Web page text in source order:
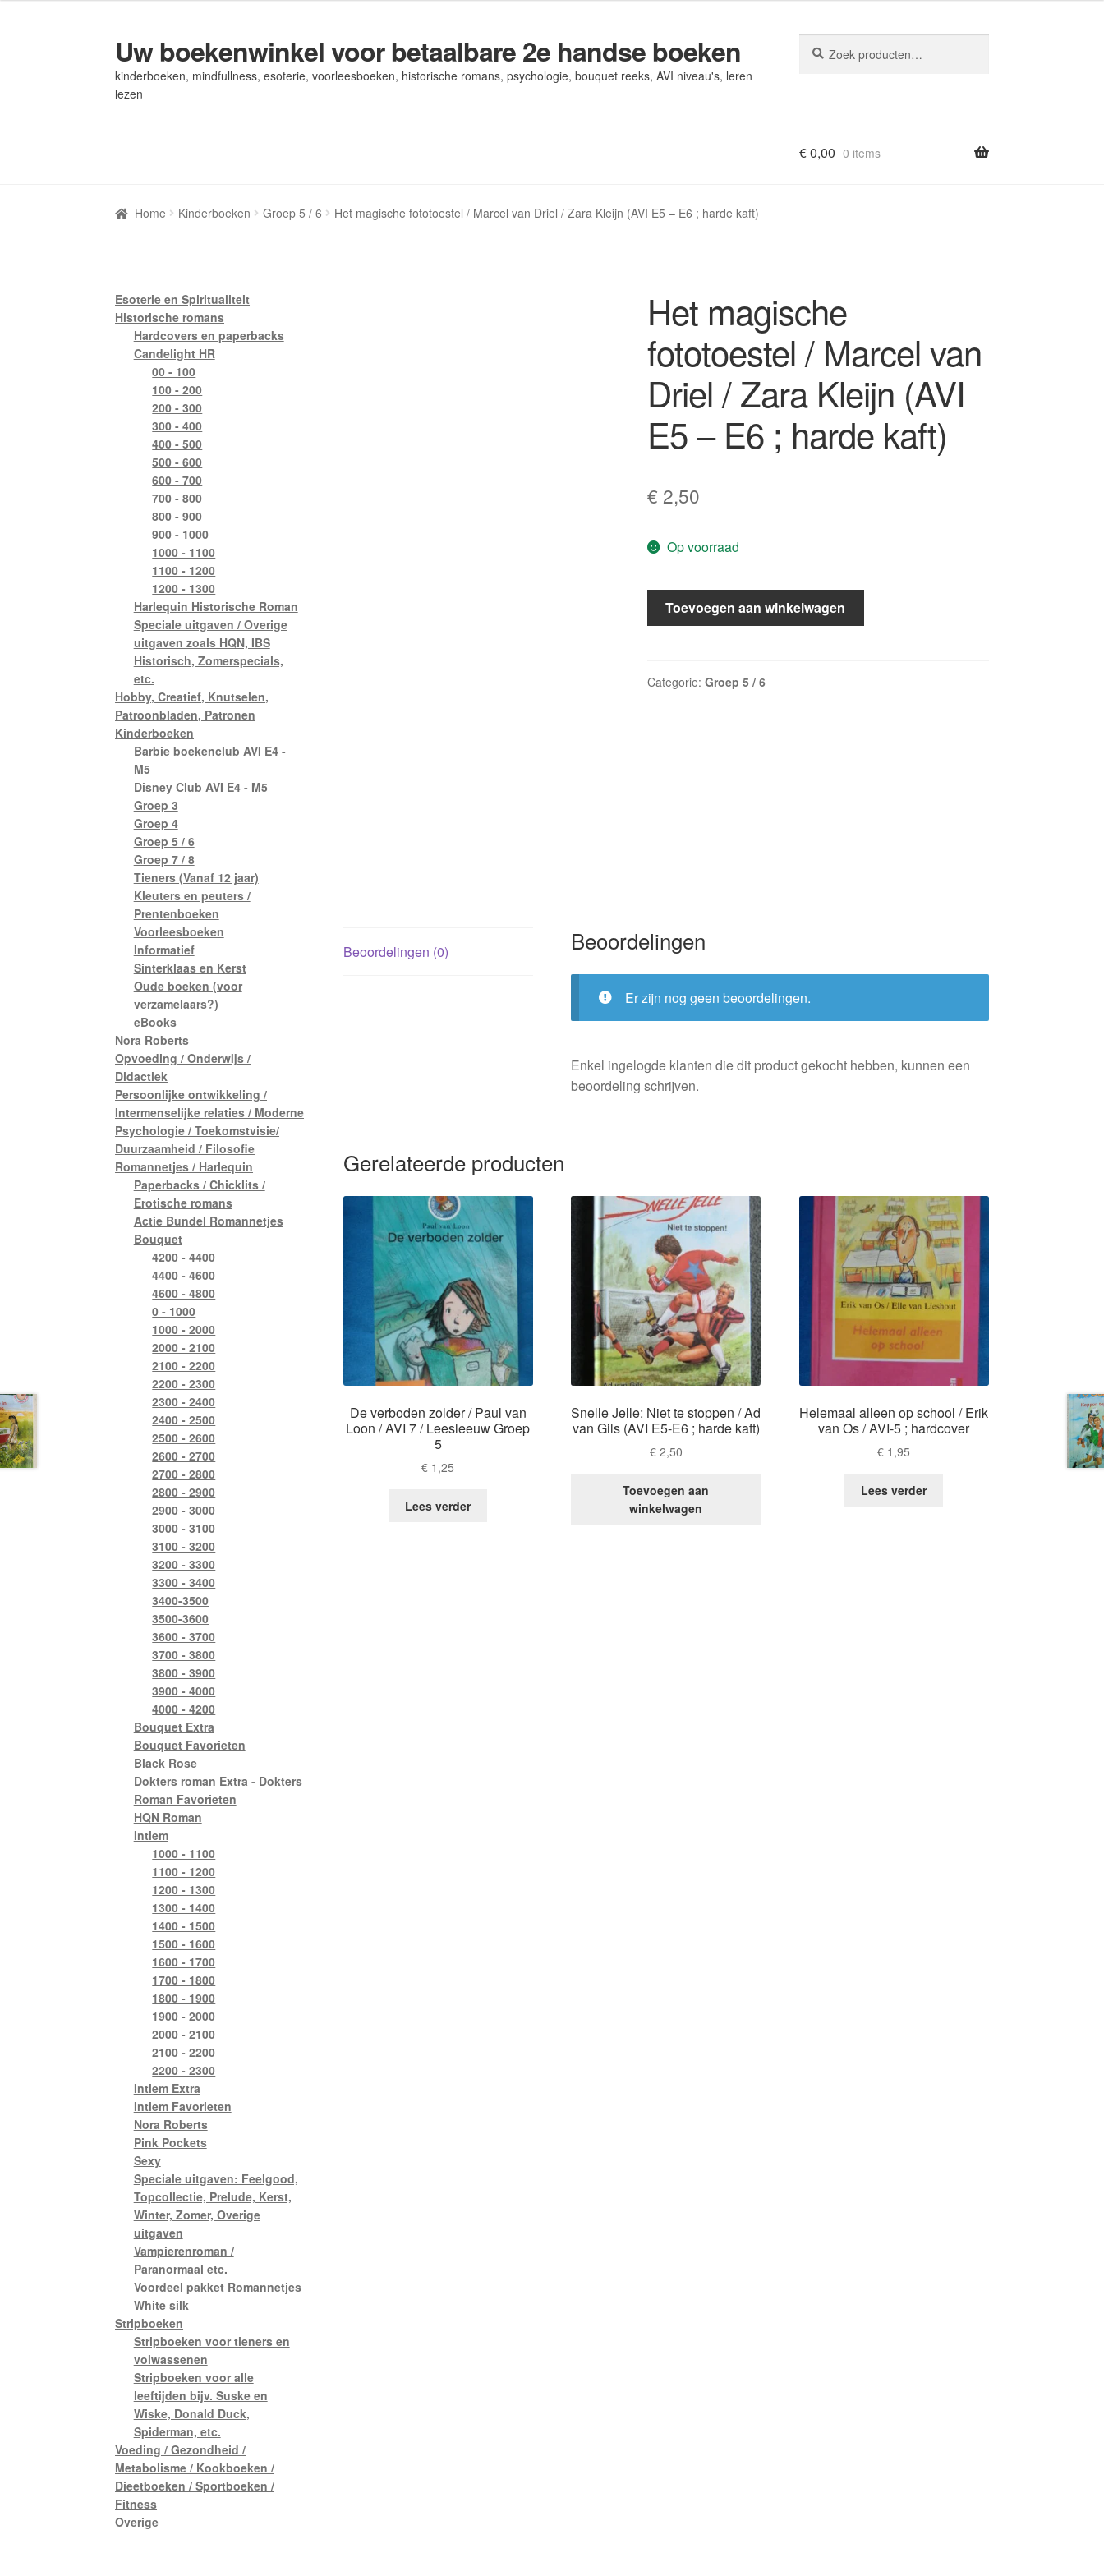
Ga
door
naar
Ga
naar
de
Uw boekenwinkel voor betaalbare 2e handse boeken
kinderboeken, mindfullness, esoterie, voorleesboeken, historische romans, psychologie, bouquet reeks, AVI niveau's, leren
lezen
naar:
€0,00 0 items
Home Kinderboeken Groep 5 / 6 Het magische fototoestel / Marcel van Driel / Zara Kleijn (AVI E5 – E6 ; harde kaft)
Het magische
fototoestel / Marcel van
Driel / Zara Kleijn (AVI
E5 – E6 ; harde kaft)
€ 2,50
Op voorraad
Het
Marcel
aantal
Toevoegen aan winkelwagen
Categorie: Groep 5 / 6
Beoordelingen (0) Beoordelingen
Er zijn nog geen beoordelingen.
Enkel ingelogde klanten die dit product gekocht hebben, kunnen een
beoordeling schrijven.
Gerelateerde producten
De verboden zolder / Paul van
Loon / AVI 7 / Leesleeuw Groep
5
€ 1,25
Lees verder
Snelle Jelle: Niet te stoppen / Ad
van Gils (AVI E5-E6 ; harde kaft)
€2,50
Toevoegen aan
winkelwagen
Helemaal alleen op school / Erik
van Os / AVI-5 ; hardcover
€ 1,95
Lees verder
Esoterie en Spiritualiteit
Historische romans
Hardcovers en paperbacks
Candelight HR
00 - 100
100 - 200
200 - 300
300 - 400
400 - 500
500 - 600
600 - 700
700 - 800
800 - 900
900 - 1000
1000 - 1100
1100 - 1200
1200 - 1300
Harlequin Historische Roman
Speciale uitgaven / Overige
uitgaven zoals HQN, IBS
Historisch, Zomerspecials,
etc.
Hobby, Creatief, Knutselen,
Patroonbladen, Patronen
Kinderboeken
Barbie boekenclub AVI E4 -
M5
Disney Club AVI E4 - M5
Groep 3
Groep 4
Groep 5 / 6
Groep 7 / 8
Tieners (Vanaf 12 jaar)
Kleuters en peuters /
Prentenboeken
Voorleesboeken
Informatief
Sinterklaas en Kerst
Oude boeken (voor
verzamelaars?)
eBooks
Nora Roberts
Opvoeding / Onderwijs /
Didactiek
Persoonlijke ontwikkeling /
Intermenselijke relaties / Moderne
Psychologie / Toekomstvisie/
Duurzaamheid / Filosofie
Romannetjes / Harlequin
Paperbacks / Chicklits /
Erotische romans
Actie Bundel Romannetjes
Bouquet
4200 - 4400
4400 - 4600
4600 - 4800
0 - 1000
1000 - 2000
2000 - 2100
2100 - 2200
2200 - 2300
2300 - 2400
2400 - 2500
2500 - 2600
2600 - 2700
2700 - 2800
2800 - 2900
2900 - 3000
3000 - 3100
3100 - 3200
3200 - 3300
3300 - 3400
3400-3500
3500-3600
3600 - 3700
3700 - 3800
3800 - 3900
3900 - 4000
4000 - 4200
Bouquet Extra
Bouquet Favorieten
Black Rose
Dokters roman Extra - Dokters
Roman Favorieten
HQN Roman
Intiem
1000 - 1100
1100 - 1200
1200 - 1300
1300 - 1400
1400 - 1500
1500 - 1600
1600 - 1700
1700 - 1800
1800 - 1900
1900 - 2000
2000 - 2100
2100 - 2200
2200 - 2300
Intiem Extra
Intiem Favorieten
Nora Roberts
Pink Pockets
Sexy
Speciale uitgaven: Feelgood,
Topcollectie, Prelude, Kerst,
Winter, Zomer, Overige
uitgaven
Vampierenroman /
Paranormaal etc.
Voordeel pakket Romannetjes
White silk
Stripboeken
Stripboeken voor tieners en
volwassenen
Stripboeken voor alle
leeftijden bijv. Suske en
Wiske, Donald Duck,
Spiderman, etc.
Voeding / Gezondheid /
Metabolisme / Kookboeken /
Dieetboeken / Sportboeken /
Fitness
Overige